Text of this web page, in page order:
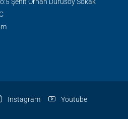
Instagram Youtube